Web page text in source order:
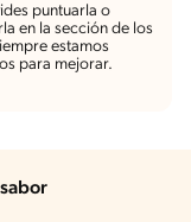
puntuarla o
en la sección de los
estamos
para mejorar.